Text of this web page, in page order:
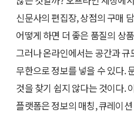
신문사의 편집장, 상점의 구매
어떻게 하면 더 좋은 품질의 상
그러나 온라인에서는 공간과
무한으로 정보를 넣을 수 있다.
것을 찾기 쉽지 않다는 것이다.
플랫폼은 정보의 매칭, 큐레이